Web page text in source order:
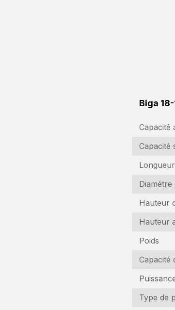
Biga
Capacité
Capacité
Longueur
Hauteur
Hauteur
Poids
Capacité
Type de